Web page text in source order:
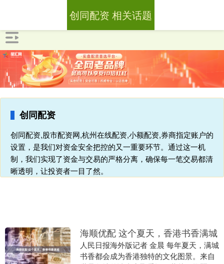
创同配资
创同配资,股市配资网,杭州在线配资,小额配资,券商指定账户的
设置，是我们对资金安全把控的又一重要环节。通过这一机
制，我们实现了资金与交易的严格分离，确保每一笔交易都清
晰透明，让投资者一目了然。
创同配资 相关话题
海顺优配 这个夏天，香港书香满城
人民日报海外版记者 金晨 每年夏天，满城
书香都会成为香港独特的文化图景。来自